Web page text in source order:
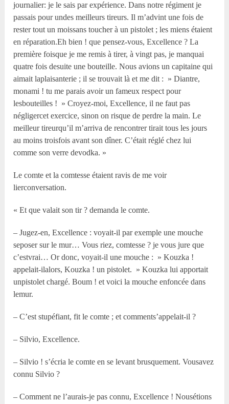
journalier: je le sais par expérience. Dans notre régiment je
passais pour undes meilleurs tireurs. Il m’advint une fois de
rester tout un moissans toucher à un pistolet ; les miens étaient
en réparation.Eh bien ! que pensez-vous, Excellence ? La
première foisque je me remis à tirer, à vingt pas, je manquai
quatre fois desuite une bouteille. Nous avions un capitaine qui
aimait laplaisanterie ; il se trouvait là et me dit : » Diantre,
monami ! tu me parais avoir un fameux respect pour
lesbouteilles ! » Croyez-moi, Excellence, il ne faut pas
négligercet exercice, sinon on risque de perdre la main. Le
meilleur tireurqu’il m’arriva de rencontrer tirait tous les jours
au moins troisfois avant son dîner. C’était réglé chez lui
comme son verre devodka. »
Le comte et la comtesse étaient ravis de me voir
lierconversation.
« Et que valait son tir ? demanda le comte.
– Jugez-en, Excellence : voyait-il par exemple une mouche
seposer sur le mur… Vous riez, comtesse ? je vous jure que
c’estvrai… Or donc, voyait-il une mouche : » Kouzka !
appelait-ilalors, Kouzka ! un pistolet. » Kouzka lui apportait
unpistolet chargé. Boum ! et voici la mouche enfoncée dans
lemur.
– C’est stupéfiant, fit le comte ; et comments’appelait-il ?
– Silvio, Excellence.
– Silvio ! s’écria le comte en se levant brusquement. Vousavez
connu Silvio ?
– Comment ne l’aurais-je pas connu, Excellence ! Nousétions